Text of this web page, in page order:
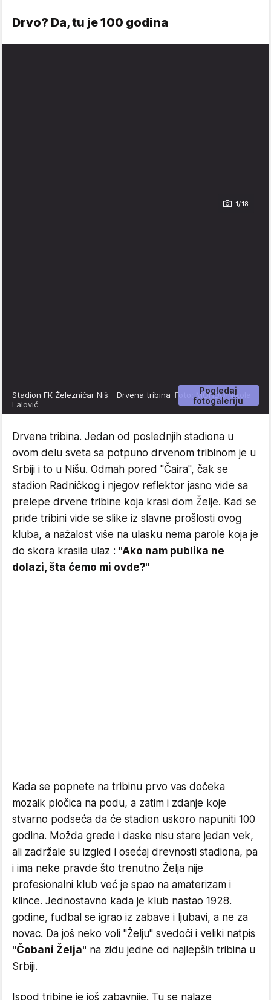
Drvo? Da, tu je 100 godina
1/18
Pogledaj
fotogaleriju
Stadion FK Železničar Niš - Drvena tribina Foto: MONDO/Nikola
Lalović
Drvena tribina. Jedan od poslednjih stadiona u
ovom delu sveta sa potpuno drvenom tribinom je u
Srbiji i to u Nišu. Odmah pored "Čaira", čak se
stadion Radničkog i njegov reflektor jasno vide sa
prelepe drvene tribine koja krasi dom Želje. Kad se
priđe tribini vide se slike iz slavne prošlosti ovog
kluba, a nažalost više na ulasku nema parole koja je
do skora krasila ulaz : "Ako nam publika ne
dolazi, šta ćemo mi ovde?"
Kada se popnete na tribinu prvo vas dočeka
mozaik pločica na podu, a zatim i zdanje koje
stvarno podseća da će stadion uskoro napuniti 100
godina. Možda grede i daske nisu stare jedan vek,
ali zadržale su izgled i osećaj drevnosti stadiona, pa
i ima neke pravde što trenutno Želja nije
profesionalni klub već je spao na amaterizam i
klince. Jednostavno kada je klub nastao 1928.
godine, fudbal se igrao iz zabave i ljubavi, a ne za
novac. Da još neko voli "Želju" svedoči i veliki natpis
"Čobani Želja" na zidu jedne od najlepših tribina u
Srbiji.
Ispod tribine je još zabavnije. Tu se nalaze